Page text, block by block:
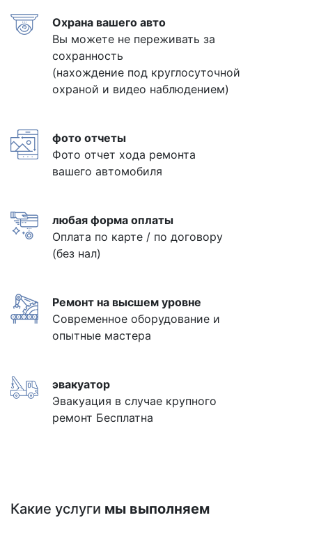
Охрана вашего авто
Вы можете не переживать за
сохранность
(нахождение под круглосуточной
охраной и видео наблюдением)
фото отчеты
Фото отчет хода ремонта
вашего автомобиля
любая форма оплаты
Оплата по карте / по договору
(без нал)
Ремонт на высшем уровне
Современное оборудование и
опытные мастера
эвакуатор
Эвакуация в случае крупного
ремонт Бесплатна
Какие услуги мы выполняем